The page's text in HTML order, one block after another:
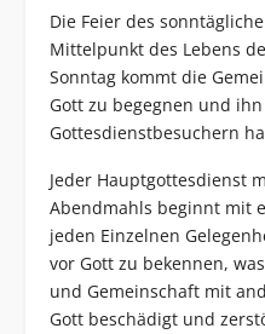
Die Feier des
Mittelpunkt des Lebens
Sonntag kommt die
Gott zu begegnen und
Gottesdienstbesuchern
Jeder Hauptgottesdienst
Abendmahls beginnt mit
jeden Einzelnen
vor Gott zu bekennen,
und Gemeinschaft mit
Gott beschädigt und